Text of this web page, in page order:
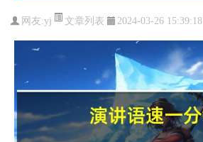
网友:yj 文章列表 2024-03-26 15:39:18